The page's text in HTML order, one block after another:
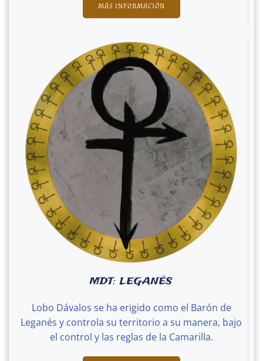
MÁS INFORMACIÓN
MDT: LEGANÉS
Lobo Dávalos se ha erigido como el Barón de
Leganés y controla su territorio a su manera, bajo
el control y las reglas de la Camarilla.